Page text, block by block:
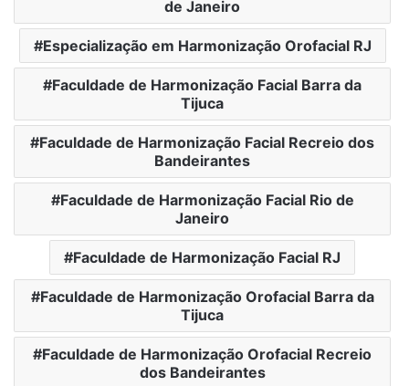
de Janeiro
Especialização em Harmonização Orofacial RJ
Faculdade de Harmonização Facial Barra da
Tijuca
Faculdade de Harmonização Facial Recreio dos
Bandeirantes
Faculdade de Harmonização Facial Rio de
Janeiro
Faculdade de Harmonização Facial RJ
Faculdade de Harmonização Orofacial Barra da
Tijuca
Faculdade de Harmonização Orofacial Recreio
dos Bandeirantes